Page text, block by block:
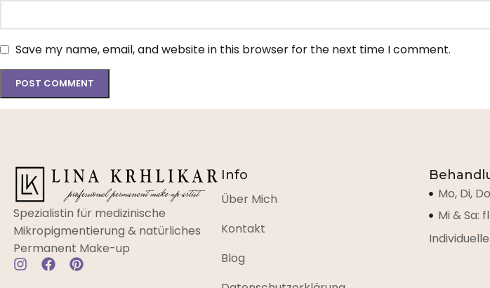
Save my name, email, and website in this browser for the next time I comment.
Spezialistin für medizinische
Mikropigmentierung & natürliches
Permanent Make-up
Info
Über Mich
Kontakt
Blog
Mo, Di,
Mi & Sa: